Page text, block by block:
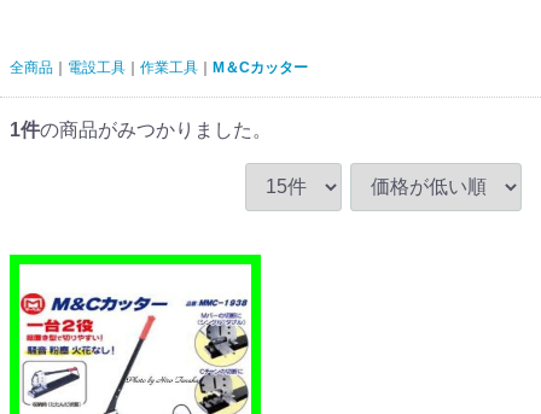
全商品 電設工具 作業工具 M＆Cカッター
1件の商品がみつかりました。